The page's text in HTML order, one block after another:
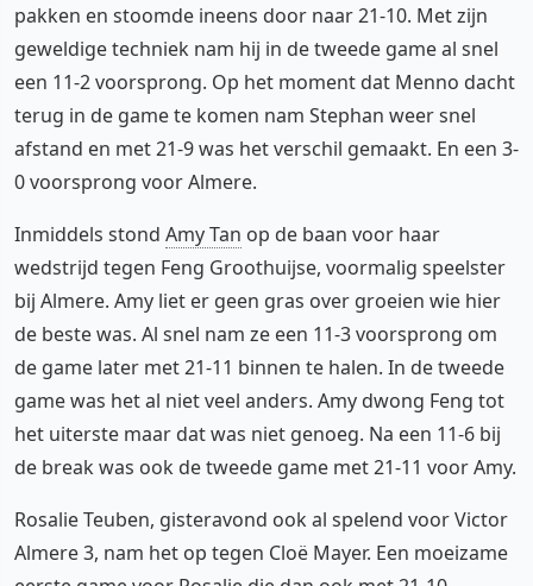
pakken en stoomde ineens door naar 21-10. Met zijn
geweldige techniek nam hij in de tweede game al snel
een 11-2 voorsprong. Op het moment dat Menno dacht
terug in de game te komen nam Stephan weer snel
afstand en met 21-9 was het verschil gemaakt. En een 3-
0 voorsprong voor Almere.
Inmiddels stond Amy Tan op de baan voor haar
wedstrijd tegen Feng Groothuijse, voormalig speelster
bij Almere. Amy liet er geen gras over groeien wie hier
de beste was. Al snel nam ze een 11-3 voorsprong om
de game later met 21-11 binnen te halen. In de tweede
game was het al niet veel anders. Amy dwong Feng tot
het uiterste maar dat was niet genoeg. Na een 11-6 bij
de break was ook de tweede game met 21-11 voor Amy.
Rosalie Teuben, gisteravond ook al spelend voor Victor
Almere 3, nam het op tegen Cloë Mayer. Een moeizame